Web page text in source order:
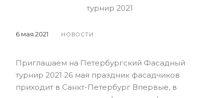
6 мая 2021 НОВОСТИ
Приглашаем на Петербургский Фасадный
турнир 2021 26 мая праздник фасадчиков
приходит в Санкт-Петербург Впервые, в